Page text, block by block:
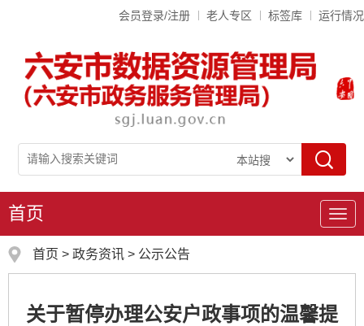
会员登录/注册 老人专区 标签库 运行情况
导
首页
首页 > 政务资讯 > 公示公告
关于暂停办理公安户政事项的温馨提